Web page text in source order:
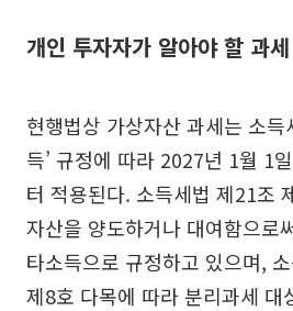
개인 투자자가 알아야 할 과
현행법상 가상자산 과세는 소득
득’ 규정에 따라 2027년 1월 1
터 적용된다. 소득세법 제21조
자산을 양도하거나 대여함으로
타소득으로 규정하고 있으며,
제8호 다목에 따라 분리과세 대